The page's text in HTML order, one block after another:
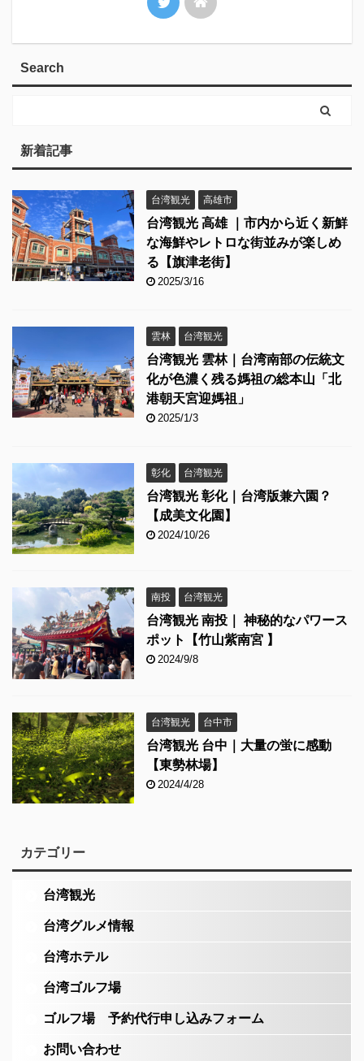
Search
新着記事
台湾観光 高雄市
台湾観光 高雄 ｜市内から近く新鮮
な海鮮やレトロな街並みが楽しめ
る【旗津老街】
2025/3/16
雲林 台湾観光
台湾観光 雲林｜台湾南部の伝統文
化が色濃く残る媽祖の総本山「北
港朝天宮迎媽祖」
2025/1/3
彰化 台湾観光
台湾観光 彰化｜台湾版兼六園？
【成美文化園】
2024/10/26
南投 台湾観光
台湾観光 南投｜ 神秘的なパワース
ポット【竹山紫南宮 】
2024/9/8
台湾観光 台中市
台湾観光 台中｜大量の蛍に感動
【東勢林場】
2024/4/28
カテゴリー
台湾観光
台湾グルメ情報
台湾ホテル
台湾ゴルフ場
ゴルフ場 予約代行申し込みフォーム
お問い合わせ